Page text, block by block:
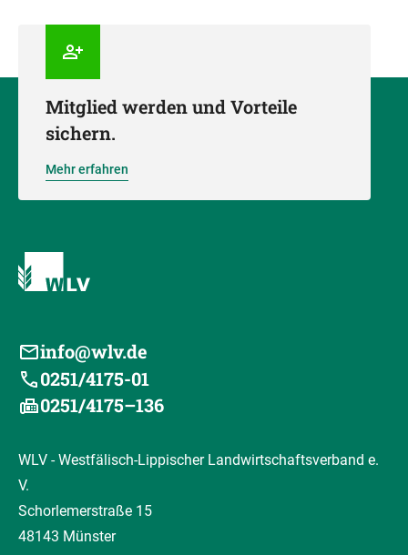
Mitglied werden und Vorteile
sichern.
Mehr erfahren
info@wlv.de
0251/4175-01
0251/4175–136
WLV - Westfälisch-Lippischer Landwirtschaftsverband e.
V.
Schorlemerstraße 15
48143 Münster